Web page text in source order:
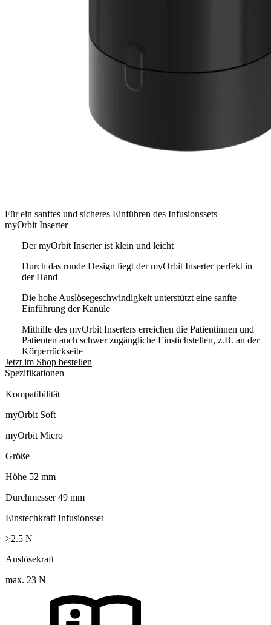
Für ein sanftes und sicheres Einführen des Infusionssets
myOrbit Inserter
Der myOrbit Inserter ist klein und leicht
Durch das runde Design liegt der myOrbit Inserter perfekt in
der Hand
Die hohe Auslösegeschwindigkeit unterstützt eine sanfte
Einführung der Kanüle
Mithilfe des myOrbit Inserters erreichen die Patientinnen und
Patienten auch schwer zugängliche Einstichstellen, z.B. an der
Körperrückseite
Jetzt im Shop bestellen
Spezifikationen
Kompatibilität
myOrbit Soft
myOrbit Micro
Größe
Höhe 52 mm
Durchmesser 49 mm
Einstechkraft Infusionsset
>2.5 N
Auslösekraft
max. 23 N